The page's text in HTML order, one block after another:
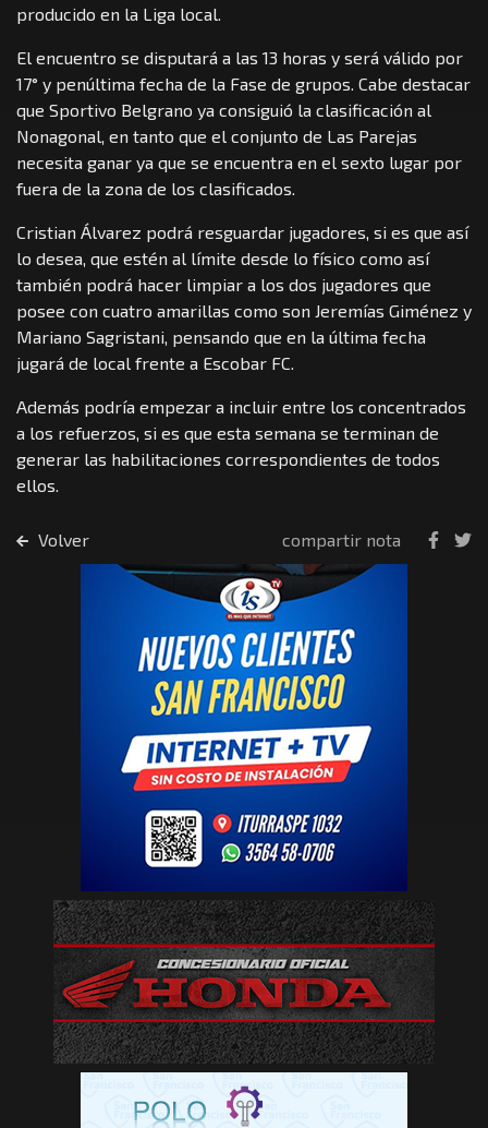
producido en la Liga local.
El encuentro se disputará a las 13 horas y será válido por
17° y penúltima fecha de la Fase de grupos. Cabe destacar
que Sportivo Belgrano ya consiguió la clasificación al
Nonagonal, en tanto que el conjunto de Las Parejas
necesita ganar ya que se encuentra en el sexto lugar por
fuera de la zona de los clasificados.
Cristian Álvarez podrá resguardar jugadores, si es que así
lo desea, que estén al límite desde lo físico como así
también podrá hacer limpiar a los dos jugadores que
posee con cuatro amarillas como son Jeremías Giménez y
Mariano Sagristani, pensando que en la última fecha
jugará de local frente a Escobar FC.
Además podría empezar a incluir entre los concentrados
a los refuerzos, si es que esta semana se terminan de
generar las habilitaciones correspondientes de todos
ellos.
Volver compartir nota